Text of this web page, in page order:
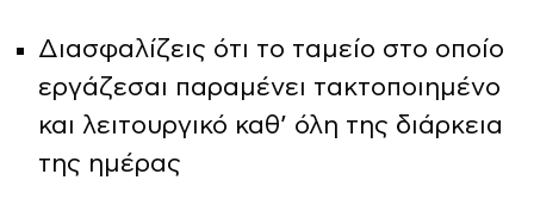
Διασφαλίζεις ότι το ταμείο στο οποίο
εργάζεσαι παραμένει τακτοποιημένο
και λειτουργικό καθ’ όλη της διάρκεια
της ημέρας